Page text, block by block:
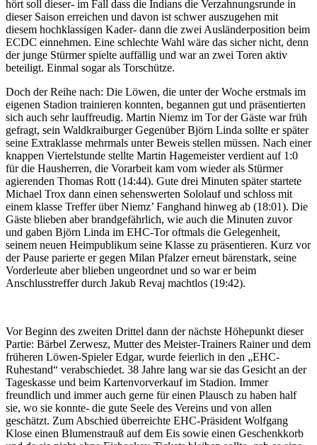
hört soll dieser- im Fall dass die Indians die Verzahnungsrunde in
dieser Saison erreichen und davon ist schwer auszugehen mit
diesem hochklassigen Kader- dann die zwei Ausländerposition beim
ECDC einnehmen. Eine schlechte Wahl wäre das sicher nicht, denn
der junge Stürmer spielte auffällig und war an zwei Toren aktiv
beteiligt. Einmal sogar als Torschütze.
Doch der Reihe nach: Die Löwen, die unter der Woche erstmals im
eigenen Stadion trainieren konnten, begannen gut und präsentierten
sich auch sehr lauffreudig. Martin Niemz im Tor der Gäste war früh
gefragt, sein Waldkraiburger Gegenüber Björn Linda sollte er später
seine Extraklasse mehrmals unter Beweis stellen müssen. Nach einer
knappen Viertelstunde stellte Martin Hagemeister verdient auf 1:0
für die Hausherren, die Vorarbeit kam vom wieder als Stürmer
agierenden Thomas Rott (14:44). Gute drei Minuten später startete
Michael Trox dann einen sehenswerten Sololauf und schloss mit
einem klasse Treffer über Niemz’ Fanghand hinweg ab (18:01). Die
Gäste blieben aber brandgefährlich, wie auch die Minuten zuvor
und gaben Björn Linda im EHC-Tor oftmals die Gelegenheit,
seinem neuen Heimpublikum seine Klasse zu präsentieren. Kurz vor
der Pause parierte er gegen Milan Pfalzer erneut bärenstark, seine
Vorderleute aber blieben ungeordnet und so war er beim
Anschlusstreffer durch Jakub Revaj machtlos (19:42).
Vor Beginn des zweiten Drittel dann der nächste Höhepunkt dieser
Partie: Bärbel Zerwesz, Mutter des Meister-Trainers Rainer und dem
früheren Löwen-Spieler Edgar, wurde feierlich in den „EHC-
Ruhestand“ verabschiedet. 38 Jahre lang war sie das Gesicht an der
Tageskasse und beim Kartenvorverkauf im Stadion. Immer
freundlich und immer auch gerne für einen Plausch zu haben half
sie, wo sie konnte- die gute Seele des Vereins und von allen
geschätzt. Zum Abschied überreichte EHC-Präsident Wolfgang
Klose einen Blumenstrauß auf dem Eis sowie einen Geschenkkorb